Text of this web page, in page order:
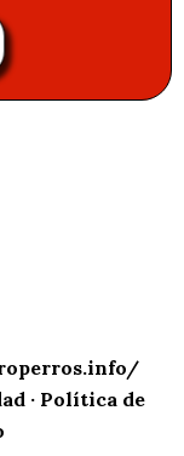
· Política de